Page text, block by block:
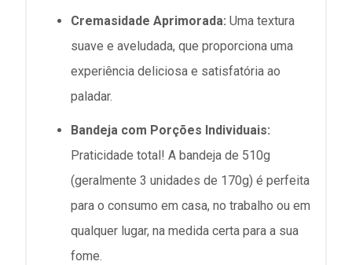
Cremasidade Aprimorada: Uma textura
suave e aveludada, que proporciona uma
experiência deliciosa e satisfatória ao
paladar.
Bandeja com Porções Individuais:
Praticidade total! A bandeja de 510g
(geralmente 3 unidades de 170g) é perfeita
para o consumo em casa, no trabalho ou em
qualquer lugar, na medida certa para a sua
fome.